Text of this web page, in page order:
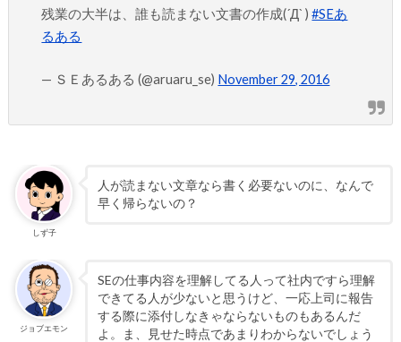
残業の大半は、誰も読まない文書の作成(´Д` )#SEあ
るある
— ＳＥあるある (@aruaru_se) November 29, 2016
しず子
人が読まない文章なら書く必要ないのに、なんで
早く帰らないの？
ジョブエモン
SEの仕事内容を理解してる人って社内ですら理解
できてる人が少ないと思うけど、一応上司に報告
する際に添付しなきゃならないものもあるんだ
よ。ま、見せた時点であまりわからないでしょう